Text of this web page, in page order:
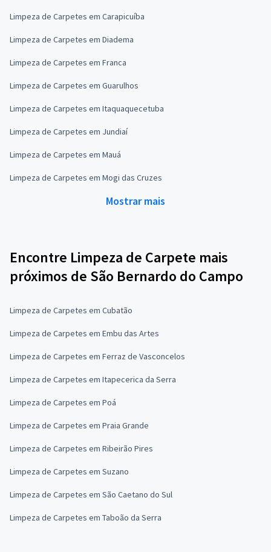
Limpeza de Carpetes em Carapicuíba
Limpeza de Carpetes em Diadema
Limpeza de Carpetes em Franca
Limpeza de Carpetes em Guarulhos
Limpeza de Carpetes em Itaquaquecetuba
Limpeza de Carpetes em Jundiaí
Limpeza de Carpetes em Mauá
Limpeza de Carpetes em Mogi das Cruzes
Mostrar mais
Encontre Limpeza de Carpete mais
próximos de São Bernardo do Campo
Limpeza de Carpetes em Cubatão
Limpeza de Carpetes em Embu das Artes
Limpeza de Carpetes em Ferraz de Vasconcelos
Limpeza de Carpetes em Itapecerica da Serra
Limpeza de Carpetes em Poá
Limpeza de Carpetes em Praia Grande
Limpeza de Carpetes em Ribeirão Pires
Limpeza de Carpetes em Suzano
Limpeza de Carpetes em São Caetano do Sul
Limpeza de Carpetes em Taboão da Serra